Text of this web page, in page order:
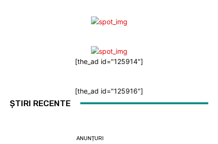
[the_ad id="125914"]
[the_ad id="125916"]
ȘTIRI RECENTE
ANUNȚURI